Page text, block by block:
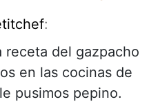
:
receta del gazpacho
en las cocinas de
pusimos pepino.